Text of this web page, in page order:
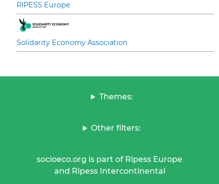
RIPESS Europe
Solidarity Economy Association
Themes:
Other filters:
socioeco.org is part of Ripess Europe
and Ripess Intercontinental